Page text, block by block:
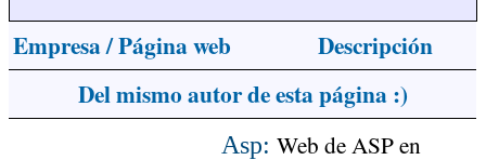
Empresa / Página web
Descripción
Del mismo autor de esta página :)
Asp: Web de ASP en